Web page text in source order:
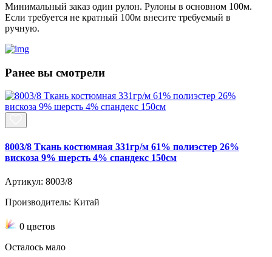
Минимальный заказ один рулон. Рулоны в основном 100м.
Если требуется не кратный 100м внесите требуемый в
ручную.
Ранее вы смотрели
8003/8 Ткань костюмная 331гр/м 61% полиэстер 26%
вискоза 9% шерсть 4% спандекс 150см
Артикул: 8003/8
Производитель: Китай
0 цветов
Осталось мало